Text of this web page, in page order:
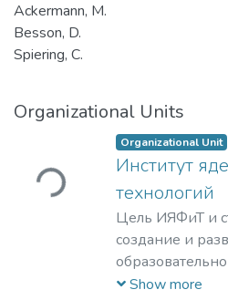
Ackermann, M.
Besson, D.
Spiering, C.
Organizational Units
Loading...
Organizational Unit
Институт
технологий
Цель ИЯФиТ и
создание и
уровня в
Show more